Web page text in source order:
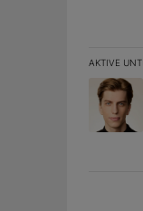
AKTIVE
Das
Ein